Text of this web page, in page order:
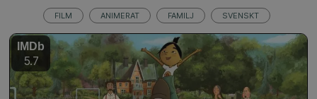
FILM ANIMERAT FAMILJ SVENSKT
IMDb
5.7